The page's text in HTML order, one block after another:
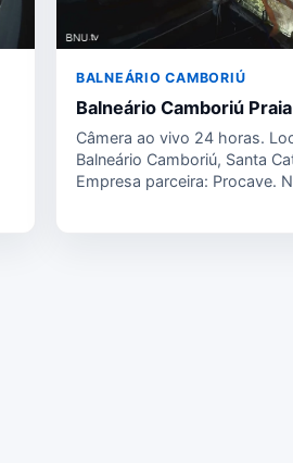
BALNEÁRIO CAMBORIÚ
Balneário Camboriú
Câmera ao vivo 24 horas.
Balneário Camboriú, Santa
Empresa parceira: Procave.